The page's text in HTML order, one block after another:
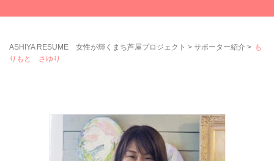
ASHIYA RESUME 女性が輝くまち芦屋プロジェクト > サポーター紹介 > も
りもと さゆり